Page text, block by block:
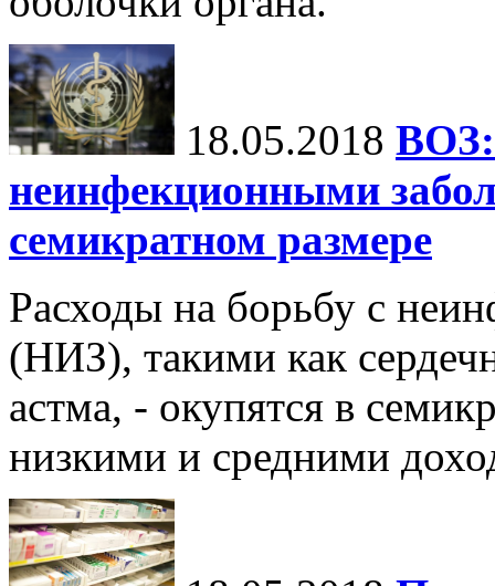
18.05.2018 ВОЗ:
неинфекционными
семикратном размере
Расходы на борьбу с
(НИЗ), такими как
астма, - окупятся в
низкими и средними